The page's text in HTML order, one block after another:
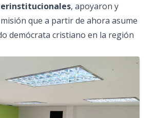
, apoyaron y
que a partir de ahora asume
demócrata cristiano en la región